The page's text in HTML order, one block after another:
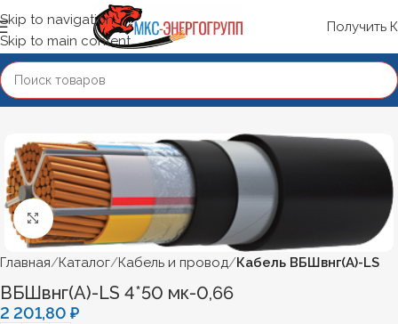
Skip to navigation
Skip to main content
Получить
Нажмите, чтобы увеличить
Главная Каталог Кабель и провод Кабель ВБШвнг(А)-LS
ВБШвнг(А)-LS 4*50 мк-0,66
2 201,80 ₽